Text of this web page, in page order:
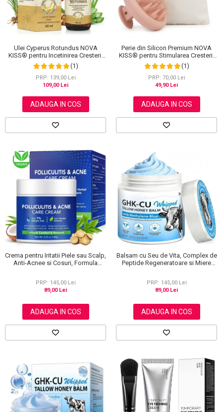
Ulei Cyperus Rotundus NOVA
KISS® pentru Incetinirea Cresterii
Parului Nedorit, 100% Natural,
Premium, 60 ml
(1)
PRP: 139,00 Lei
109,00 Lei
ADAUGA IN COS
Perie din Silicon Premium NOVA
KISS® pentru Stimularea Cresterii
Parului, Masajul Scalpului si
Spalarea Parului, cu Saculet
Bumbac
(1)
PRP: 70,00 Lei
49,90 Lei
ADAUGA IN COS
Crema pentru Iritatii Piele sau Scalp,
Anti-Acnee si Cosuri, Formula
PRP: 145,00 Lei
89,00 Lei
ADAUGA IN COS
Balsam cu Seu de Vita, Complex de
Peptide Regeneratoare si Miere
PRP: 145,00 Lei
89,00 Lei
ADAUGA IN COS